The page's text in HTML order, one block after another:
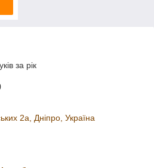
за рік
2а, Дніпро, Україна